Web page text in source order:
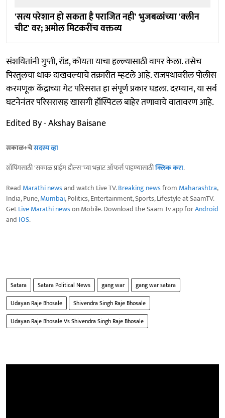
'सत्य परेशान हो सकता है पराजित नही' भुजबळांच्या 'क्लीन
चीट' वर; अमोल मिटकरींच वक्तव्य
संशयितांनी गुप्ती, रॉड, कोयता याचा हल्ल्यासाठी वापर केला. तसेच
पिस्तुलचा धाक दाखवल्याचे तक्रारीत म्हटले आहे. राजपथावरील पोलीस
करमणूक केंद्राच्या गेट परिसरात हा संपूर्ण प्रकार घडला. दरम्यान, या सर्व
घटनेनंतर परिसरासह खासगी हॉस्पिटल बाहेर तणावाचे वातावरण आहे.
Edited By - Akshay Baisane
सकाळ+चेसदस्य व्हा
शॉपिंगसाठी 'सकाळ प्राईम डील्स'च्या भन्नाट ऑफर्स पाहण्यासाठीक्लिक करा.
Read Marathi newsand watch Live TV.Breaking newsfrom Maharashtra,
India, Pune,Mumbai, Politics, Entertainment, Sports, Lifestyle at SaamTV.
GetLive Marathi newson Mobile. Download the Saam Tv app forAndroid
and IOS.
Satara Satara Political News gang war
gang war satara
Udayan Raje Bhosale
Shivendra Singh Raje Bhosale
Udayan Raje Bhosale Vs Shivendra Singh Raje Bhosale